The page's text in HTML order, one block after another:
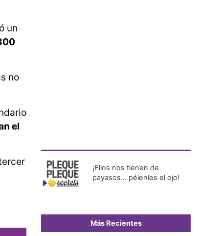
un
no
el
¡Ellos nos tienen de
payasos… pélenles el ojo!
Más Recientes